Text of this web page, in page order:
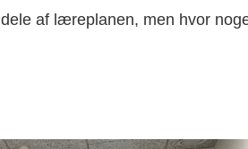
af læreplanen, men hvor